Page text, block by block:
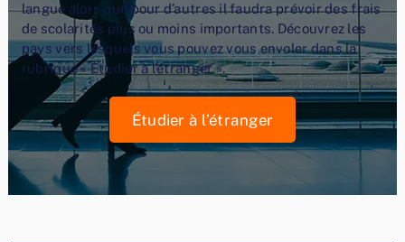
langue alors que pour d’autres il faudra prévoir des frais
de scolarités plus ou moins importants. Découvrez les
pays vers lesquels vous pouvez vous envoler dans la
rubrique « Étudier à l’étranger ».
Étudier à l’étranger